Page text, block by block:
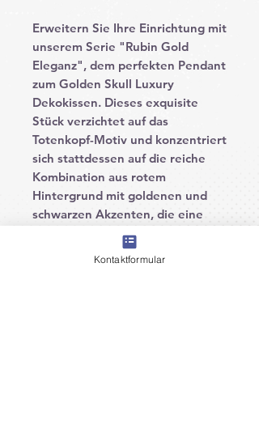
Erweitern Sie Ihre Einrichtung mit
unserem Serie "Rubin Gold
Eleganz", dem perfekten Pendant
zum Golden Skull Luxury
Dekokissen. Dieses exquisite
Stück verzichtet auf das
Totenkopf-Motiv und konzentriert
sich stattdessen auf die reiche
Kombination aus rotem
Hintergrund mit goldenen und
schwarzen Akzenten, die eine
Atmosphäre von zeitloser
Eleganz und Raffinesse schaffen.
Kontaktformular